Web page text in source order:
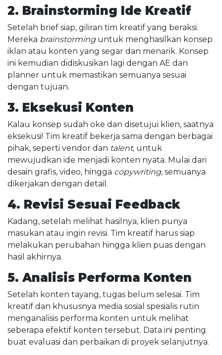
2. Brainstorming Ide Kreatif
Setelah brief siap, giliran tim kreatif yang beraksi.
Mereka brainstorminguntuk menghasilkan konsep
iklan atau konten yang segar dan menarik. Konsep
ini kemudian didiskusikan lagi dengan AE dan
planner untuk memastikan semuanya sesuai
dengan tujuan.
3. Eksekusi Konten
Kalau konsep sudah oke dan disetujui klien, saatnya
eksekusi! Tim kreatif bekerja sama dengan berbagai
pihak, seperti vendor dan talent, untuk
mewujudkan ide menjadi konten nyata. Mulai dari
desain grafis, video, hingga copywriting, semuanya
dikerjakan dengan detail.
4. Revisi Sesuai Feedback
Kadang, setelah melihat hasilnya, klien punya
masukan atau ingin revisi. Tim kreatif harus siap
melakukan perubahan hingga klien puas dengan
hasil akhirnya.
5. Analisis Performa Konten
Setelah konten tayang, tugas belum selesai. Tim
kreatif dan khususnya media sosial spesialis rutin
menganalisis performa konten untuk melihat
seberapa efektif konten tersebut. Data ini penting
buat evaluasi dan perbaikan di proyek selanjutnya.